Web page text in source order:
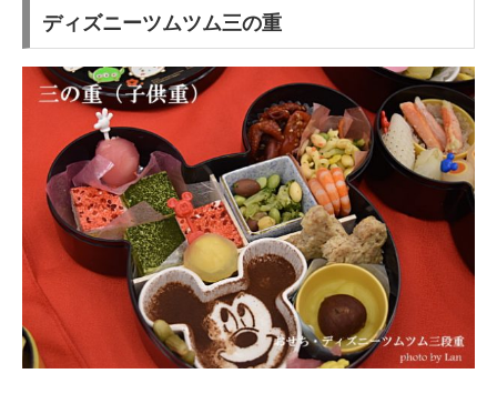
ディズニーツムツム三の重